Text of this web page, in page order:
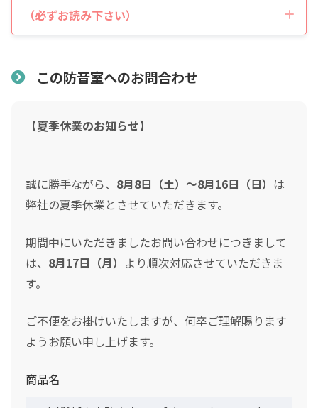
税込価格合計*
頭金
頭金の金額をスライドして下さい（1万円単位）
0
ボーナス月の加算（上乗せ）金額をスライドして下さい（1万円単位）
シュミレーション結果
月々のお支払金額
（必ずお読み下さい）
設置について
この防音室へのお問合わせ
【夏季休業のお知らせ】
誠に勝手ながら、 8月8日（土）～8月16日（日） は
弊社の夏季休業とさせていただきます。
期間中にいただきましたお問い合わせにつきまして
は、 8月17日（月） より順次対応させていただきま
す。
ご不便をお掛けいたしますが、何卒ご理解賜ります
ようお願い申し上げます。
商品名